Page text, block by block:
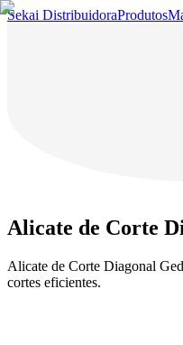
Sekai DistribuidoraProdutos
Alicate de Corte
Alicate de Corte Diagonal
cortes eficientes.